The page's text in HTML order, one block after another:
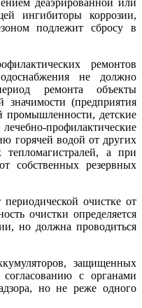
деаэрированной или
ингибиторы коррозии,
подлежит сбросу в
ремонтов
не должно
ремонта объекты
значимости (предприятия
промышленности, детские
профилактические
горячей водой от других
а при
собственных резервных
очистке от
очистки определяется
но должна проводиться
защищенных
согласованию с органами
но не реже одного